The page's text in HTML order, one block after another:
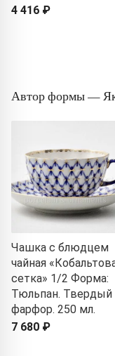
4 416 ₽
Автор формы —
Чашка с блюдцем
чайная
сетка» 1/2 Форма:
Тюльпан. Твердый
фарфор. 250 мл.
7 680 ₽